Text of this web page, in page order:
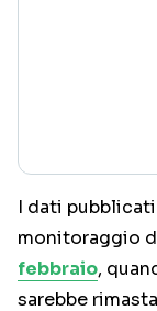
I dati
monitoraggio
febbraio,
sarebbe